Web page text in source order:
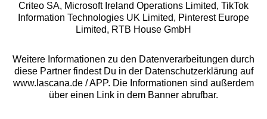
Alle Preise inkl. MwSt., zzgl.
Versandkosten
** Bonität vorausgesetzt, berechtigt zur Bonitätsprüfung
Criteo SA, Microsoft Ireland Operations Limited, TikTok
Information Technologies UK Limited, Pinterest Europe
Limited, RTB House GmbH
Weitere Informationen zu den Datenverarbeitungen durch
diese Partner findest Du in der Datenschutzerklärung auf
www.lascana.de / APP. Die Informationen sind außerdem
über einen Link in dem Banner abrufbar.